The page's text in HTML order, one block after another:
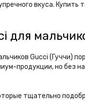
вкуса.
для
Gucci (Гуччи)
продукции, но без
тщательно